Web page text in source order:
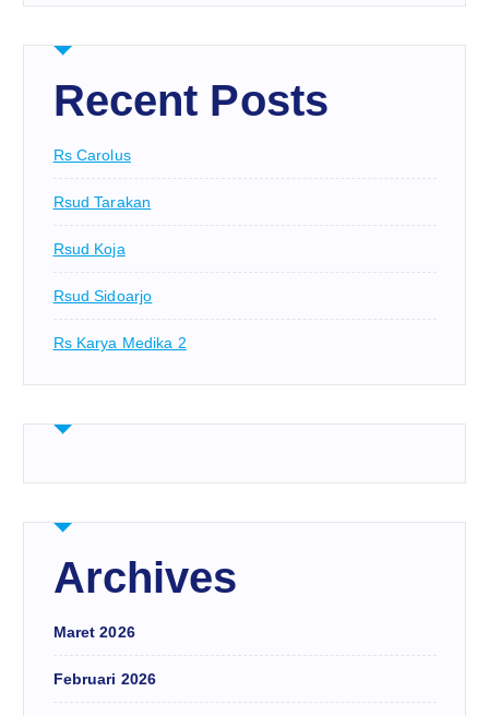
Recent Posts
Rs Carolus
Rsud Tarakan
Rsud Koja
Rsud Sidoarjo
Rs Karya Medika 2
Archives
Maret 2026
Februari 2026